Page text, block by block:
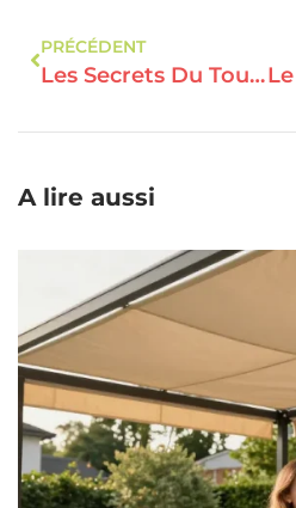
PRÉCÉDENT
Les Secrets Du Tournedo De Boeuf : Éveil Des Sens Et Explosion De Saveurs
A lire aussi